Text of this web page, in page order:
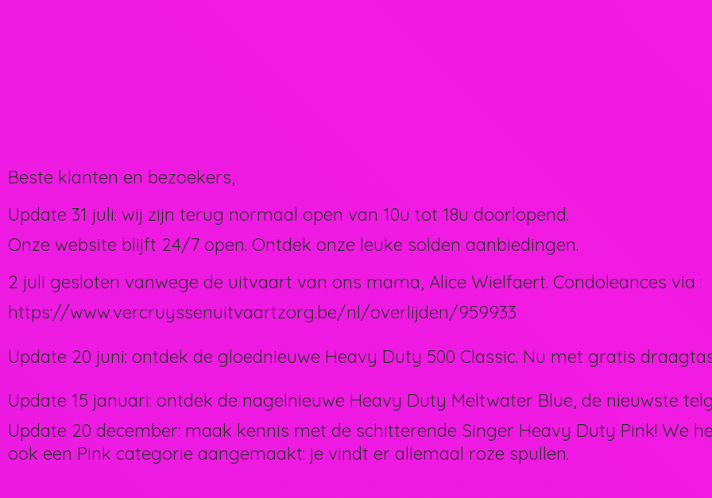
Beste klanten en bezoekers,
Update 31 juli: wij zijn terug normaal open van 10u tot 18u doorlopend.
Onze website blijft 24/7 open. Ontdek onze leuke solden aanbiedingen.
2 juli gesloten vanwege de uitvaart van ons mama, Alice Wielfaert. Condoleances via :
https://www.vercruyssenuitvaartzorg.be/nl/overlijden/959933
Update 20 juni: ontdek de gloednieuwe Heavy Duty 500 Classic. Nu met gratis
Update 15 januari: ontdek de nagelnieuwe Heavy Duty Meltwater Blue, de nieuwste
Update 20 december: maak kennis met de schitterende Singer Heavy Duty Pink! We
ook een Pink categorie aangemaakt: je vindt er allemaal roze spullen.